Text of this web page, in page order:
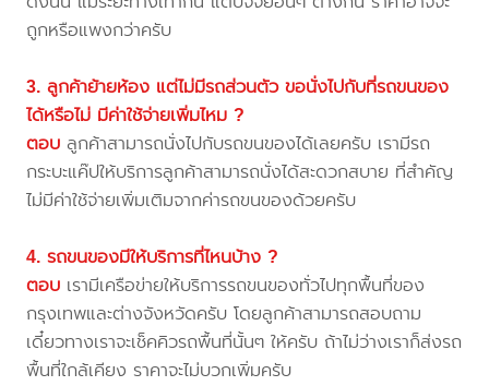
ถูกหรือแพงกว่าครับ
3. ลูกค้าย้ายห้อง แต่ไม่มีรถส่วนตัว ขอนั่งไปกับที่รถขนของ
ได้หรือไม่ มีค่าใช้จ่ายเพิ่มไหม ?
ตอบ ลูกค้าสามารถนั่งไปกับรถขนของได้เลยครับ เรามีรถ
กระบะแค๊ปให้บริการลูกค้าสามารถนั่งได้สะดวกสบาย ที่สำคัญ
ไม่มีค่าใช้จ่ายเพิ่มเติมจากค่ารถขนของด้วยครับ
4. รถขนของมีให้บริการที่ไหนบ้าง ?
ตอบ เรามีเครือข่ายให้บริการรถขนของทั่วไปทุกพื้นที่ของ
กรุงเทพและต่างจังหวัดครับ โดยลูกค้าสามารถสอบถาม
เดี๋ยวทางเราจะเช็คคิวรถพื้นที่นั้นๆ ให้ครับ ถ้าไม่ว่างเราก็ส่งรถ
พื้นที่ใกล้เคียง ราคาจะไม่บวกเพิ่มครับ